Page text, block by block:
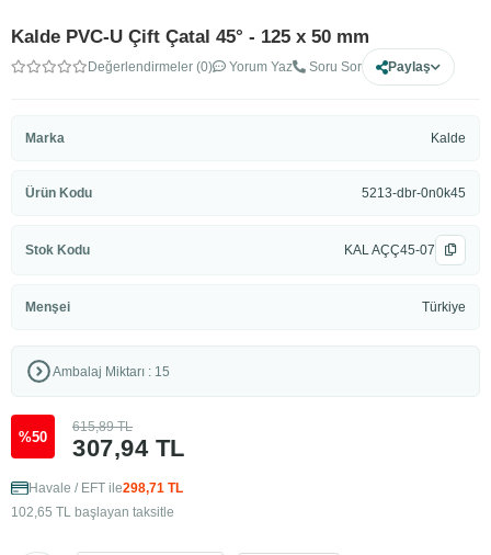
Kalde PVC-U Çift Çatal 45° - 125 x 50 mm
Değerlendirmeler (0) Yorum Yaz Soru Sor Paylaş
Marka Kalde
Ürün Kodu 5213-dbr-0n0k45
Stok Kodu KAL AÇÇ45-07
Menşei Türkiye
Ambalaj Miktarı : 15
%50 307,94 TL
615,89 TL
Havale / EFT ile298,71 TL
102,65 TL başlayan taksitle